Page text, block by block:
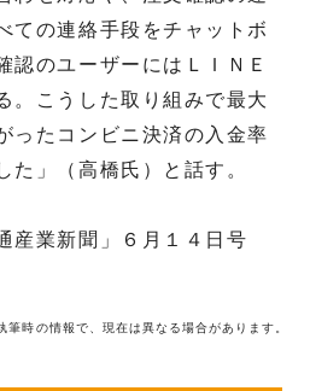
ての連絡手段をチャットボ
認のユーザーにはＬＩＮＥ
。こうした取り組みで最大
ったコンビニ決済の入金率
た」（高橋氏）と話す。
産業新聞」６月１４日号
筆時の情報で、現在は異なる場合があります。